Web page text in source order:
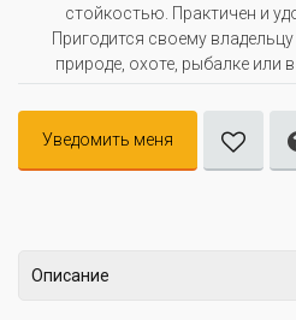
стойкостью. Практичен и
Пригодится своему
природе, охоте, рыбалке или
Уведомить меня
Описание